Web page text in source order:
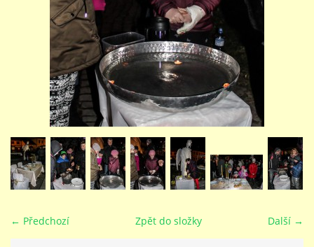
VIDEA - FILMOVÁ TVORBA
PEDAGOGICKÝ SBOR
DOKUMENTY / KE STAŽENÍ
KURZY
PŘÍMĚSTSKÝ TÁBOR
← Předchozí Další →
Zpět do složky